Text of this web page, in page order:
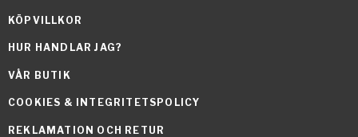
KÖPVILLKOR
HUR HANDLAR JAG?
VÅR BUTIK
COOKIES & INTEGRITETSPOLICY
REKLAMATION OCH RETUR